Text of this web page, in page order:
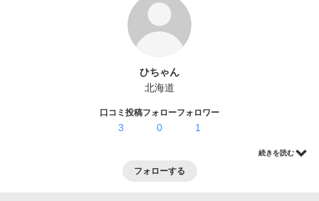
ひちゃん
北海道
口コミ投稿
3
フォロー
0
フォロワー
1
続きを読む
フォローする